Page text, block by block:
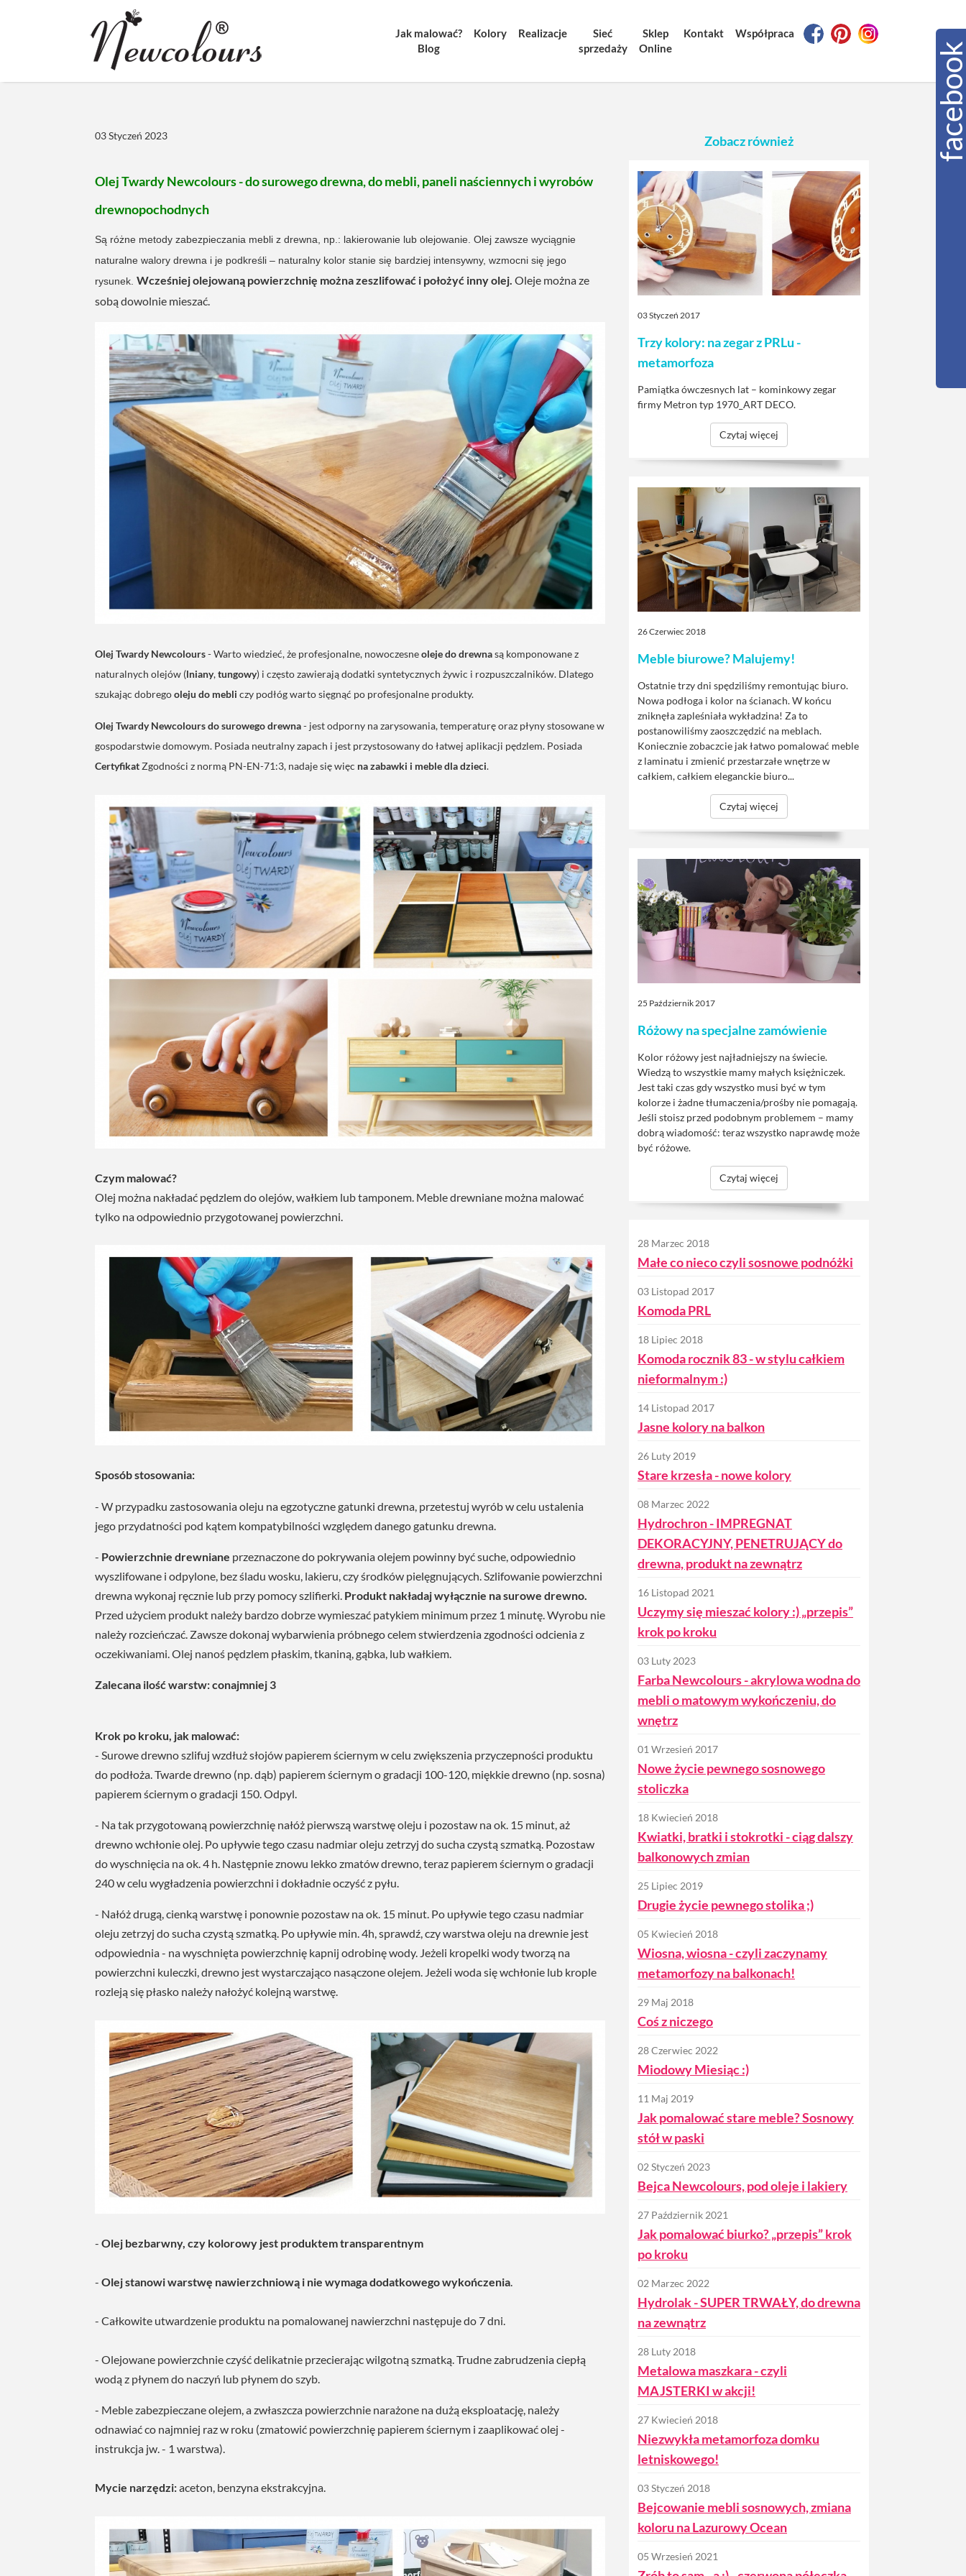
Jak malować?
Blog
Kolory Realizacje
Sieć
sprzedaży
Sklep
Online
Kontakt Współpraca
03 Styczeń 2023
Olej Twardy Newcolours - do surowego drewna, do mebli, paneli naściennych i wyrobów
drewnopochodnych
Są różne metody zabezpieczania mebli z drewna, np.: lakierowanie lub olejowanie. Olej zawsze wyciągnie
naturalne walory drewna i je podkreśli – naturalny kolor stanie się bardziej intensywny, wzmocni się jego
rysunek. Wcześniej olejowaną powierzchnię można zeszlifować i położyć inny olej. Oleje można ze
sobą dowolnie mieszać.
Olej Twardy Newcolours- Warto wiedzieć, że profesjonalne, nowoczesneoleje do drewnasą komponowane z
naturalnych olejów (lniany,tungowy) i często zawierają dodatki syntetycznych żywic i rozpuszczalników. Dlatego
szukając dobregooleju do mebli czy podłóg warto sięgnąć po profesjonalne produkty.
Olej Twardy Newcoloursdo surowego drewna- jest odporny na zarysowania, temperaturę oraz płyny stosowane w
gospodarstwie domowym. Posiada neutralny zapach i jest przystosowany do łatwej aplikacji pędzlem. Posiada
Certyfikat Zgodności z normą PN-EN-71:3, nadaje się więc na zabawki i meble dla dzieci.
Czym malować?
Olej można nakładać pędzlem do olejów, wałkiem lub tamponem. Meble drewniane można malować
tylko na odpowiednio przygotowanej powierzchni.
Sposób stosowania:
- W przypadku zastosowania oleju na egzotyczne gatunki drewna, przetestuj wyrób w celu ustalenia
jego przydatności pod kątem kompatybilności względem danego gatunku drewna.
- Powierzchnie drewniane przeznaczone do pokrywania olejem powinny być suche, odpowiednio
wyszlifowane i odpylone, bez śladu wosku, lakieru, czy środków pielęgnujących. Szlifowanie powierzchni
drewna wykonaj ręcznie lub przy pomocy szlifierki. Produkt nakładaj wyłącznie na surowe drewno.
Przed użyciem produkt należy bardzo dobrze wymieszać patykiem minimum przez 1 minutę. Wyrobu nie
należy rozcieńczać. Zawsze dokonaj wybarwienia próbnego celem stwierdzenia zgodności odcienia z
oczekiwaniami. Olej nanoś pędzlem płaskim, tkaniną, gąbka, lub wałkiem.
Zalecana ilość warstw: conajmniej 3
Krok po kroku, jak malować:
- Surowe drewno szlifuj wzdłuż słojów papierem ściernym w celu zwiększenia przyczepności produktu
do podłoża. Twarde drewno (np. dąb) papierem ściernym o gradacji 100-120, miękkie drewno (np. sosna)
papierem ściernym o gradacji 150. Odpyl.
- Na tak przygotowaną powierzchnię nałóż pierwszą warstwę oleju i pozostaw na ok. 15 minut, aż
drewno wchłonie olej. Po upływie tego czasu nadmiar oleju zetrzyj do sucha czystą szmatką. Pozostaw
do wyschnięcia na ok. 4 h. Następnie znowu lekko zmatów drewno, teraz papierem ściernym o gradacji
240 w celu wygładzenia powierzchni i dokładnie oczyść z pyłu.
- Nałóż drugą, cienką warstwę i ponownie pozostaw na ok. 15 minut. Po upływie tego czasu nadmiar
oleju zetrzyj do sucha czystą szmatką. Po upływie min. 4h, sprawdź, czy warstwa oleju na drewnie jest
odpowiednia - na wyschnięta powierzchnię kapnij odrobinę wody. Jeżeli kropelki wody tworzą na
powierzchni kuleczki, drewno jest wystarczająco nasączone olejem. Jeżeli woda się wchłonie lub krople
rozleją się płasko należy nałożyć kolejną warstwę.
- Olej bezbarwny, czy kolorowy jest produktem transparentnym
- Olej stanowi warstwę nawierzchniową i nie wymaga dodatkowego wykończenia.
- Całkowite utwardzenie produktu na pomalowanej nawierzchni następuje do 7 dni.
- Olejowane powierzchnie czyść delikatnie przecierając wilgotną szmatką. Trudne zabrudzenia ciepłą
wodą z płynem do naczyń lub płynem do szyb.
- Meble zabezpieczane olejem, a zwłaszcza powierzchnie narażone na dużą eksploatację, należy
odnawiać co najmniej raz w roku (zmatowić powierzchnię papierem ściernym i zaaplikować olej -
instrukcja jw. - 1 warstwa).
Mycie narzędzi:aceton, benzyna ekstrakcyjna.
Zobacz również
03 Styczeń 2017
Trzy kolory: na zegar z PRLu -
metamorfoza
Pamiątka ówczesnych lat – kominkowy zegar
firmy Metron typ 1970_ART DECO.
Czytaj więcej
26 Czerwiec 2018
Meble biurowe? Malujemy!
Ostatnie trzy dni spędziliśmy remontując biuro.
Nowa podłoga i kolor na ścianach. W końcu
zniknęła zapleśniała wykładzina! Za to
postanowiliśmy zaoszczędzić na meblach.
Koniecznie zobaczcie jak łatwo pomalować meble
z laminatu i zmienić przestarzałe wnętrze w
całkiem, całkiem eleganckie biuro...
Czytaj więcej
25 Październik 2017
Różowy na specjalne zamówienie
Kolor różowy jest najładniejszy na świecie.
Wiedzą to wszystkie mamy małych księżniczek.
Jest taki czas gdy wszystko musi być w tym
kolorze i żadne tłumaczenia/prośby nie pomagają.
Jeśli stoisz przed podobnym problemem – mamy
dobrą wiadomość: teraz wszystko naprawdę może
być różowe.
Czytaj więcej
28 Marzec 2018
Małe co nieco czyli sosnowe podnóżki
03 Listopad 2017
Komoda PRL
18 Lipiec 2018
Komoda rocznik 83 - w stylu całkiem
nieformalnym :)
14 Listopad 2017
Jasne kolory na balkon
26 Luty 2019
Stare krzesła - nowe kolory
08 Marzec 2022
Hydrochron - IMPREGNAT
DEKORACYJNY, PENETRUJĄCY do
drewna, produkt na zewnątrz
16 Listopad 2021
Uczymy się mieszać kolory :) „przepis”
krok po kroku
03 Luty 2023
Farba Newcolours - akrylowa wodna do
mebli o matowym wykończeniu, do
wnętrz
01 Wrzesień 2017
Nowe życie pewnego sosnowego
stoliczka
18 Kwiecień 2018
Kwiatki, bratki i stokrotki - ciąg dalszy
balkonowych zmian
25 Lipiec 2019
Drugie życie pewnego stolika ;)
05 Kwiecień 2018
Wiosna, wiosna - czyli zaczynamy
metamorfozy na balkonach!
29 Maj 2018
Coś z niczego
28 Czerwiec 2022
Miodowy Miesiąc :)
11 Maj 2019
Jak pomalować stare meble? Sosnowy
stół w paski
02 Styczeń 2023
Bejca Newcolours, pod oleje i lakiery
27 Październik 2021
Jak pomalować biurko? „przepis” krok
po kroku
02 Marzec 2022
Hydrolak - SUPER TRWAŁY, do drewna
na zewnątrz
28 Luty 2018
Metalowa maszkara - czyli
MAJSTERKI w akcji!
27 Kwiecień 2018
Niezwykła metamorfoza domku
letniskowego!
03 Styczeń 2018
Bejcowanie mebli sosnowych, zmiana
koloru na Lazurowy Ocean
05 Wrzesień 2021